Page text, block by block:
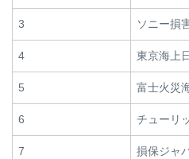
3 ソニー損
4 東京海上
5 富士火災
6 チューリ
7 損保ジャ